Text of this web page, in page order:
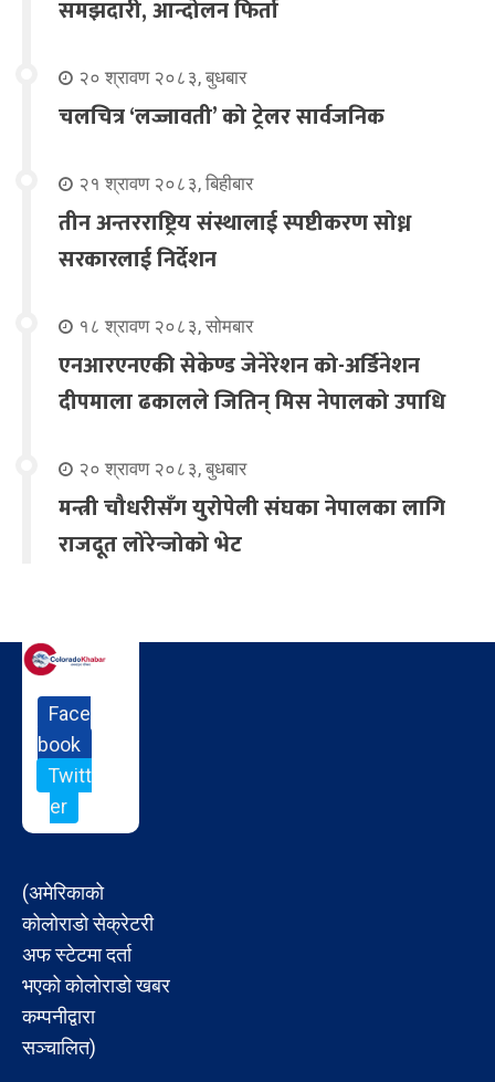
समझदारी, आन्दोलन फिर्ता
२० श्रावण २०८३, बुधबार
चलचित्र ‘लज्जावती’ को ट्रेलर सार्वजनिक
२१ श्रावण २०८३, बिहीबार
तीन अन्तरराष्ट्रिय संस्थालाई स्पष्टीकरण सोध्न
सरकारलाई निर्देशन
१८ श्रावण २०८३, सोमबार
एनआरएनएकी सेकेण्ड जेनेरेशन को-अर्डिनेशन
दीपमाला ढकालले जितिन् मिस नेपालको उपाधि
२० श्रावण २०८३, बुधबार
मन्त्री चौधरीसँग युरोपेली संघका नेपालका लागि
राजदूत लोरेन्जोको भेट
Face
book
Twitt
er
(अमेरिकाको
कोलोराडो सेक्रेटरी
अफ स्टेटमा दर्ता
भएको कोलोराडो खबर
कम्पनीद्वारा
सञ्चालित)